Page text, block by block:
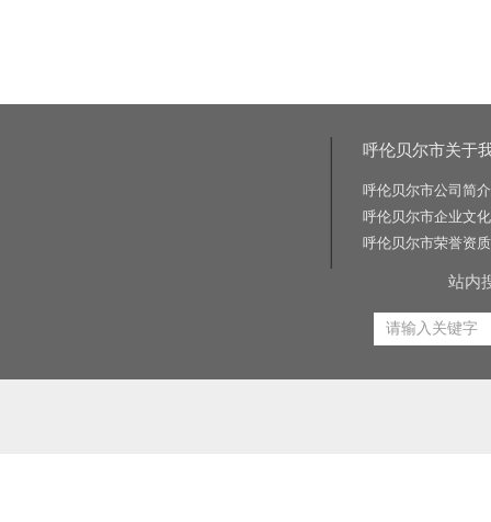
呼伦贝尔市关于
呼伦贝尔市公司简介
呼伦贝尔市企业文化
呼伦贝尔市荣誉资质
站内